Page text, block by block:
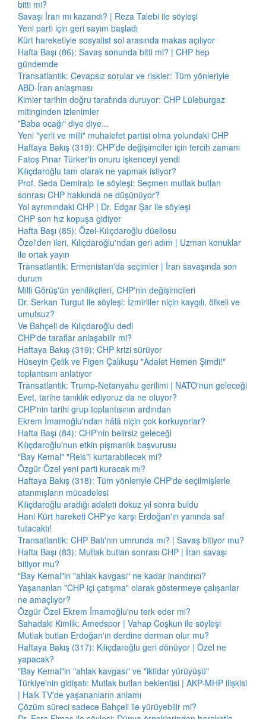
bitti mi?
Savaşı İran mı kazandı? | Reza Talebi ile söyleşi
Yeni parti için geri sayım başladı
Kürt hareketiyle sosyalist sol arasında makas açılıyor
Hafta Başı (86): Savaş sonunda bitti mi? | CHP hep
gündemde
Transatlantik: Cevapsız sorular ve riskler: Tüm yönleriyle
ABD-İran anlaşması
Kimler tarihin doğru tarafında duruyor: CHP Lüleburgaz
mitinginden izlenimler
"Baba ocağı" diye diye...
Yeni "yerli ve milli" muhalefet partisi olma yolundaki CHP
Haftaya Bakış (319): CHP’de değişimciler için tercih zamanı
Fatoş Pınar Türker'in onuru işkenceyi yendi
Kılıçdaroğlu tam olarak ne yapmak istiyor?
Prof. Seda Demiralp ile söyleşi: Seçmen mutlak butlan
sonrası CHP hakkında ne düşünüyor?
Yol ayrımındaki CHP | Dr. Edgar Şar ile söyleşi
CHP son hız kopuşa gidiyor
Hafta Başı (85): Özel-Kılıçdaroğlu düellosu
Özel'den ileri, Kılıçdaroğlu'ndan geri adım | Uzman konuklar
ile ortak yayın
Transatlantik: Ermenistan'da seçimler | İran savaşında son
durum
Milli Görüş'ün yenilikçileri, CHP'nin değişimcileri
Dr. Serkan Turgut ile söyleşi: İzmirliler niçin kaygılı, öfkeli ve
umutsuz?
Ve Bahçeli de Kılıçdaroğlu dedi
CHP'de taraflar anlaşabilir mi?
Haftaya Bakış (319): CHP krizi sürüyor
Hüseyin Çelik ve Figen Çalıkuşu "Adalet Hemen Şimdi!"
toplantısını anlatıyor
Transatlantik: Trump-Netanyahu gerilimi | NATO'nun geleceği
Evet, tarihe tanıklık ediyoruz da ne oluyor?
CHP'nin tarihi grup toplantısının ardından
Ekrem İmamoğlu'ndan hâlâ niçin çok korkuyorlar?
Hafta Başı (84): CHP'nin belirsiz geleceği
Kılıçdaroğlu'nun etkin pişmanlık başvurusu
"Bay Kemal" "Reis"i kurtarabilecek mi?
Özgür Özel yeni parti kuracak mı?
Haftaya Bakış (318): Tüm yönleriyle CHP'de seçilmişlerle
atanmışların mücadelesi
Kılıçdaroğlu aradığı adaleti dokuz yıl sonra buldu
Hani Kürt hareketi CHP'ye karşı Erdoğan'ın yanında saf
tutacaktı!
Transatlantik: CHP Batı'nın umrunda mı? | Savaş bitiyor mu?
Hafta Başı (83): Mutlak butlan sonrası CHP | İran savaşı
bitiyor mu?
"Bay Kemal"in "ahlak kavgası" ne kadar inandırıcı?
Yaşananları "CHP içi çatışma" olarak göstermeye çalışanlar
ne amaçlıyor?
Özgür Özel Ekrem İmamoğlu'nu terk eder mi?
Sahadaki Kimlik: Amedspor | Vahap Coşkun ile söyleşi
Mutlak butlan Erdoğan'ın derdine derman olur mu?
Haftaya Bakış (317): Kılıçdaroğlu geri dönüyor | Özel ne
yapacak?
"Bay Kemal"in "ahlak kavgası" ve "iktidar yürüyüşü"
Türkiye'nin gidişatı: Mutlak butlan beklentisi | AKP-MHP ilişkisi
| Halk TV'de yaşananların anlamı
Çözüm süreci sadece Bahçeli ile yürüyebilir mi?